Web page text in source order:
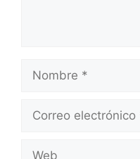
Nombre
Correo
Web